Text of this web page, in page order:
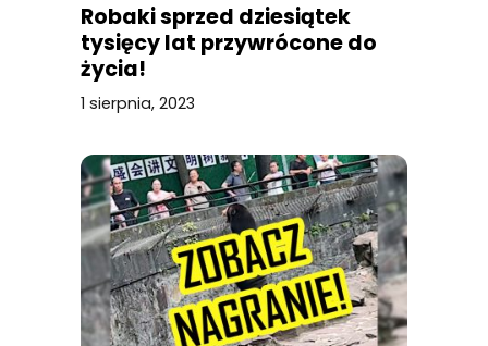
Robaki sprzed dziesiątek
tysięcy lat przywrócone do
życia!
1 sierpnia, 2023